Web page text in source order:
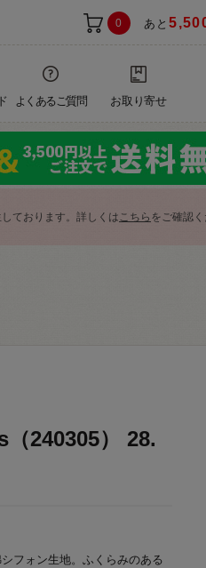
0 あと
よくあるご質問 お取り寄せ
ております。詳しくはこちら をご確認く
240305） 28.
フォン生地。ふくらみのある